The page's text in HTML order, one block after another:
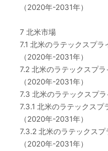
（2020年-2031年）
7 北米市場
7.1 北米のラテックスプ
（2020年-2031年）
7.2 北米のラテックスプ
（2020年-2031年）
7.3 北米のラテックスプ
7.3.1 北米のラテックス
（2020年-2031年）
7.3.2 北米のラテックス
（2020年-2031年）